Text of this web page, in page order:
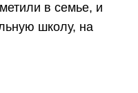
в семье, и
школу, на